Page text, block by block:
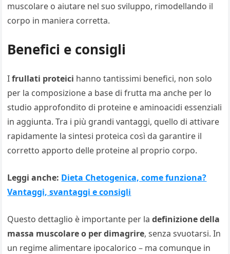
muscolare o aiutare nel suo sviluppo, rimodellando il
corpo in maniera corretta.
Benefici e consigli
Ifrullati proteici hanno tantissimi benefici, non solo
per la composizione a base di frutta ma anche per lo
studio approfondito di proteine e aminoacidi essenziali
in aggiunta. Tra i più grandi vantaggi, quello di attivare
rapidamente la sintesi proteica così da garantire il
corretto apporto delle proteine al proprio corpo.
Leggi anche: Dieta Chetogenica, come funziona?
Vantaggi, svantaggi e consigli
Questo dettaglio è importante per la definizione della
massa muscolare o per dimagrire, senza svuotarsi. In
un regime alimentare ipocalorico – ma comunque in